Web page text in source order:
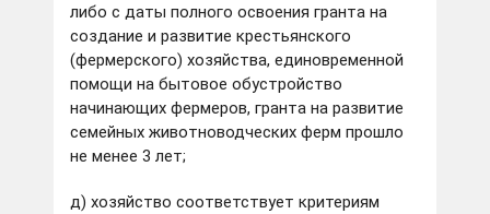
либо с даты полного освоения гранта на
создание и развитие крестьянского
(фермерского) хозяйства, единовременной
помощи на бытовое обустройство
начинающих фермеров, гранта на развитие
семейных животноводческих ферм прошло
не менее 3 лет;
д) хозяйство соответствует критериям